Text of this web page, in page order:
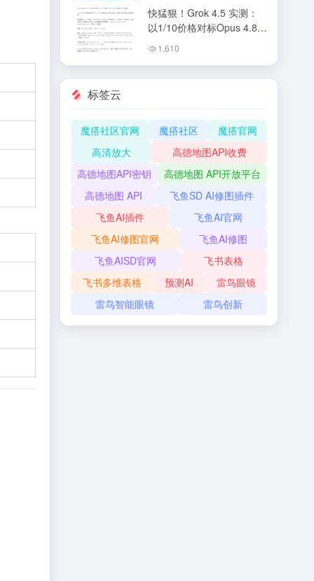
Fable 5
快猛狠！Grok 4.5 实测：
以1/10价格对标Opus 4.8的
编程新王
1,610
标签云
魔搭社区官网 魔搭社区
魔搭官网
高清放大
高德地图API收费
高德地图API密钥
高德地图 API开放平台
高德地图 API
飞鱼SD AI修图插件
飞鱼AI插件
飞鱼AI官网
飞鱼AI修图官网
飞鱼AI修图
飞鱼AISD官网
飞书表格
飞书多维表格
预测AI
雷鸟眼镜
雷鸟智能眼镜
雷鸟创新